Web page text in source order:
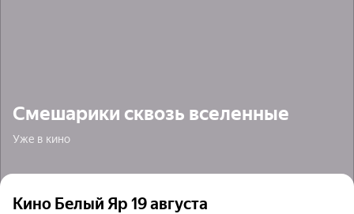
Смешарики сквозь вселенные
Уже в кино
Кино Белый Яр 19 августа